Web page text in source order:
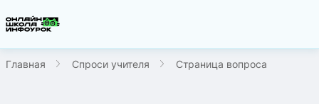
Главная Спроси учителя Страница вопроса